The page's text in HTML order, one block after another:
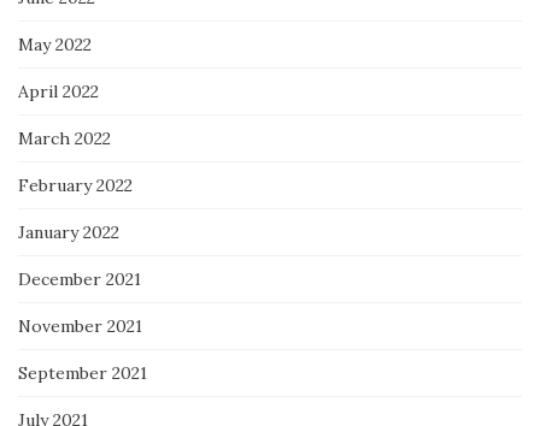
May 2022
April 2022
March 2022
February 2022
January 2022
December 2021
November 2021
September 2021
July 2021